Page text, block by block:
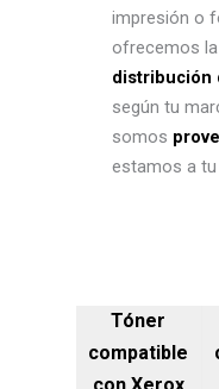
impresión o
ofrecemos
distribución
según tu
somos
estamos a tu
Tóner
compatible
con Xerox